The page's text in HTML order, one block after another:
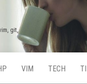
git,
VIM TECH